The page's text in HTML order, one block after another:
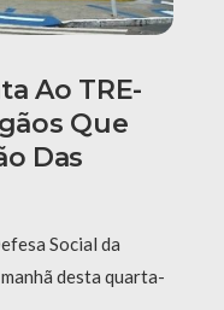
Ao TRE-
Que
Das
Social da
desta quarta-